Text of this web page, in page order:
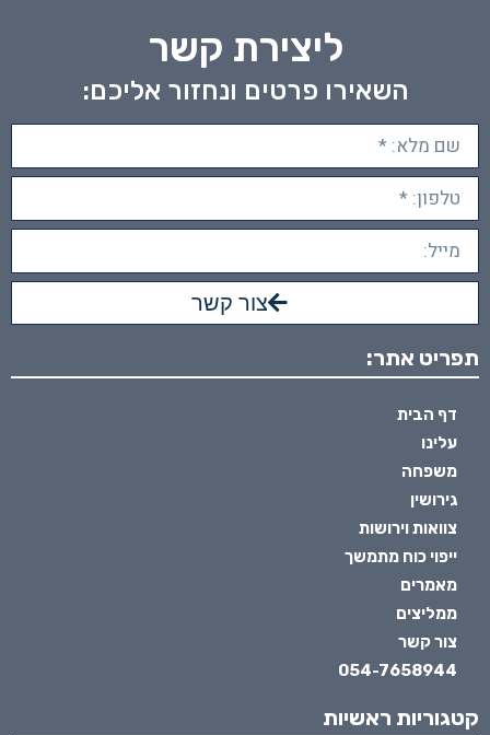
ליצירת קשר
השאירו פרטים ונחזור אליכם:
צור קשר
תפריט אתר:
דף הבית
עלינו
משפחה
גירושין
צוואות וירושות
ייפוי כוח מתמשך
מאמרים
ממליצים
צור קשר
054-7658944
קטגוריות ראשיות